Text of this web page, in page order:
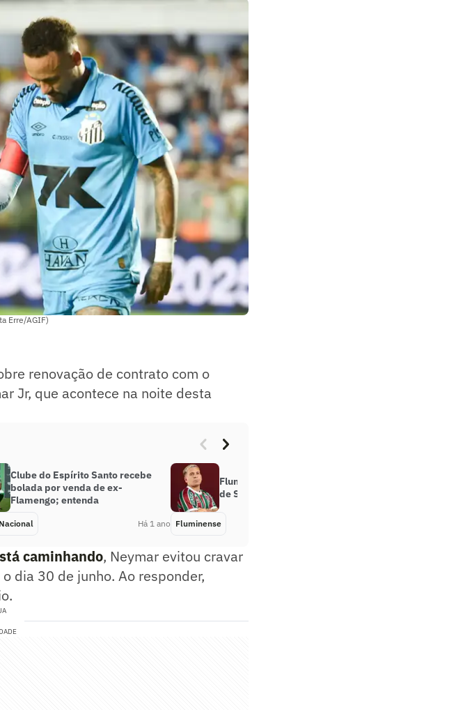
Erre/AGIF)
renovação de contrato com o
Jr, que acontece na noite desta
Clube do Espírito Santo recebe
bolada por venda de ex-
Flamengo; entenda
Há 1 ano
Fluminense anuncia a contratação
de Soteldo, ex-Santos
Fluminense
caminhando, Neymar evitou cravar
dia 30 de junho. Ao responder,